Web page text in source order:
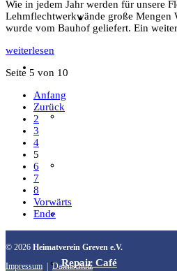
Flora & Fauna
Angebote & Aktionen
Repair Café
Wie in jedem Jahr werden für unsere
Lehmflechtwerkwände große Mengen
wurde vom Bauhof geliefert. Ein
weiterlesen
Seite 5 von 10
Anfang
Zurück
2
3
4
5
6
7
8
Vorwärts
Ende
© 2026 Heimatverein Greven e.V.
Impressum |Datenschutz